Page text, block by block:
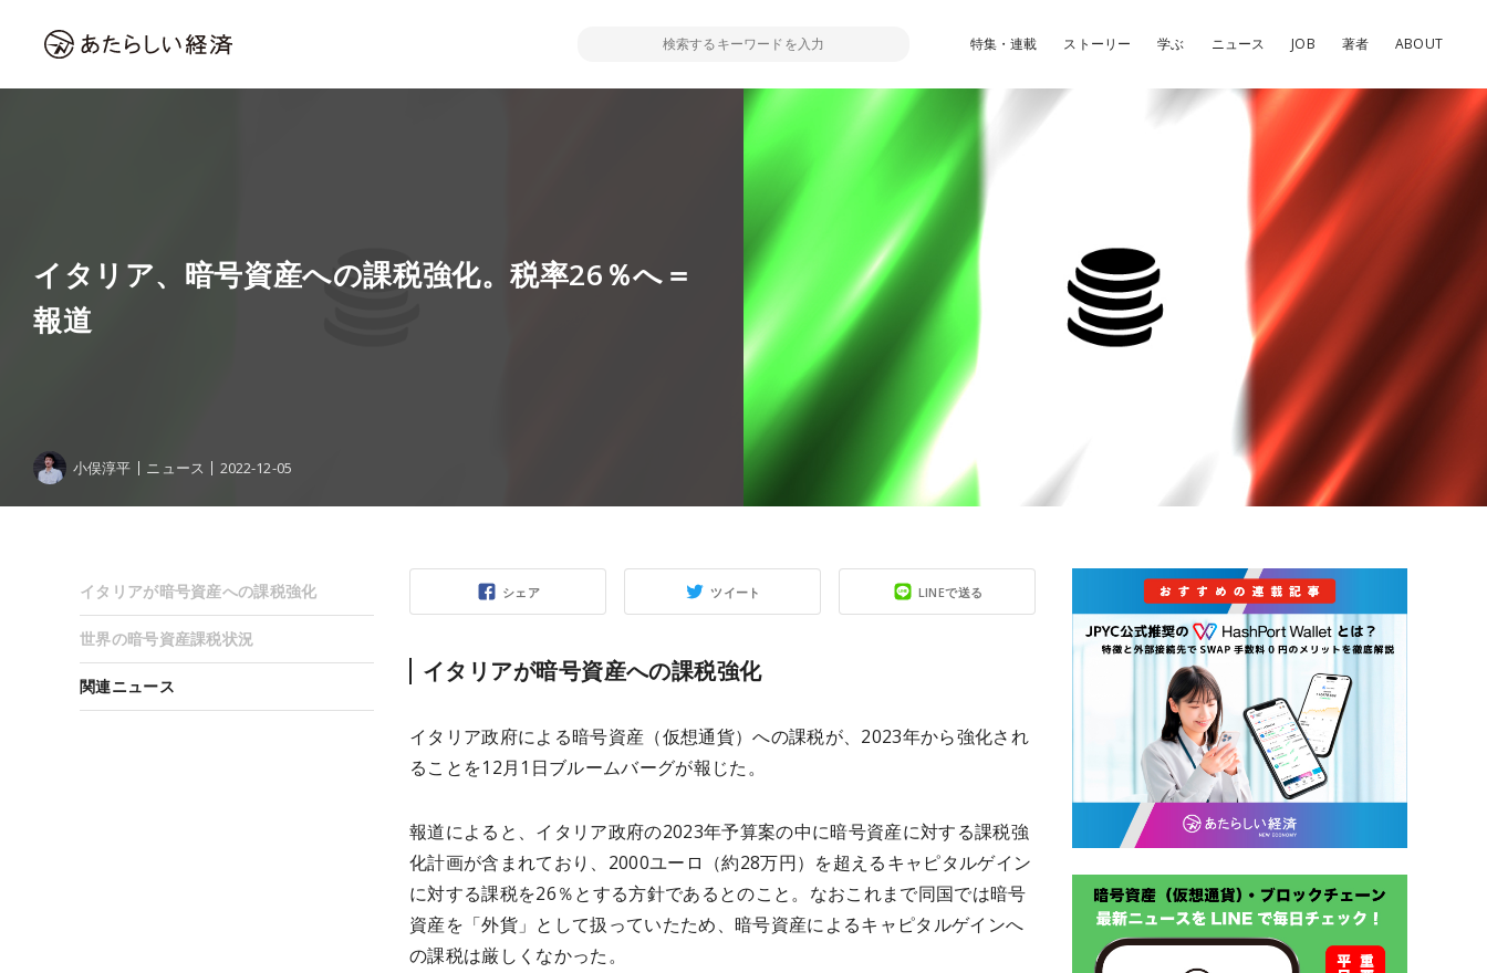
特集・連載 ストーリー 学ぶ ニュース JOB 著者 ABOUT
イタリア、暗号資産への課税強化。税率26％へ＝
報道
小俣淳平 ニュース 2022-12-05
シェア ツイート LINEで送る
イタリアが暗号資産への課税強化
イタリア政府による暗号資産（仮想通貨）への課税が、2023年から強化され
ることを12月1日ブルームバーグが報じた。
報道によると、イタリア政府の2023年予算案の中に暗号資産に対する課税強
化計画が含まれており、2000ユーロ（約28万円）を超えるキャピタルゲイン
に対する課税を26％とする方針であるとのこと。なおこれまで同国では暗号
資産を「外貨」として扱っていたため、暗号資産によるキャピタルゲインへ
の課税は厳しくなかった。
イタリアが暗号資産への課税強化
世界の暗号資産課税状況
関連ニュース